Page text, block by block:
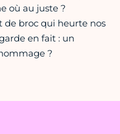
où au juste ?
de broc qui heurte nos
en fait : un
?